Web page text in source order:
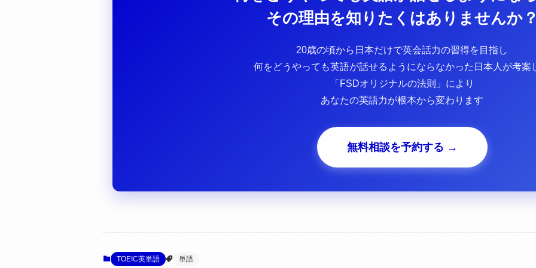
その理由を知りたくはありませんか
20歳の頃から日本だけで英会話力の習得を目指し
何をどうやっても英語が話せるようにならなかった日本人が考案
「FSDオリジナルの法則」により
あなたの英語力が根本から変わります
無料相談を予約する →
TOEIC英単語 単語